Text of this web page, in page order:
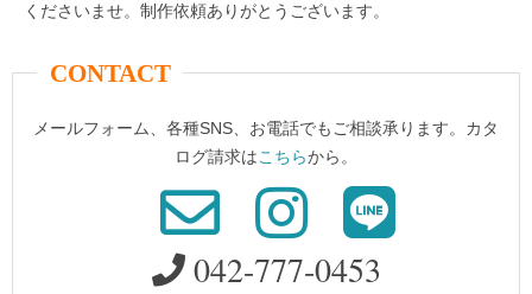
くださいませ。制作依頼ありがとうございます。
CONTACT
メールフォーム、各種SNS、お電話でもご相談承ります。カタ
ログ請求はこちらから。
042-777-0453